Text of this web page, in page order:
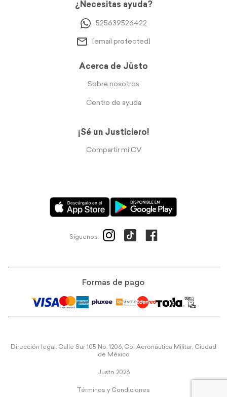
¿Necesitas ayuda?
525639526422
[email protected]
Acerca de Jüsto
Sobre nosotros
Centro de ayuda
¡Sé un Justiciero!
Compartir mi CV
Síguenos:
Formas de pago
Dirección legal: Calle Sur 105 No. 1206, Col Aeronáutica Militar, Ciudad
de México
Justo 2026
Términos y Condiciones